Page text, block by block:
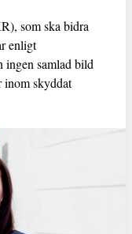
som ska bidra
enligt
ingen samlad bild
inom skyddat